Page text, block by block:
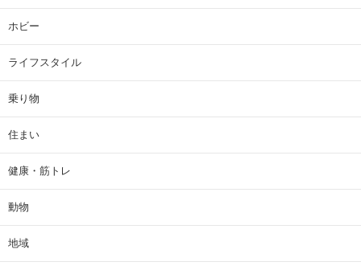
ホビー
ライフスタイル
乗り物
住まい
健康・筋トレ
動物
地域